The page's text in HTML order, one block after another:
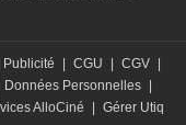
Publicité CGU CGV
Données Personnelles
AlloCiné
Gérer Utiq